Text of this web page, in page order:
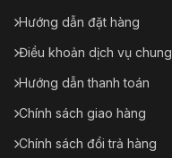
Hướng dẫn đặt hàng
Điều khoản dịch vụ chung
Hướng dẫn thanh toán
Chính sách giao hàng
Chính sách đổi trả hàng